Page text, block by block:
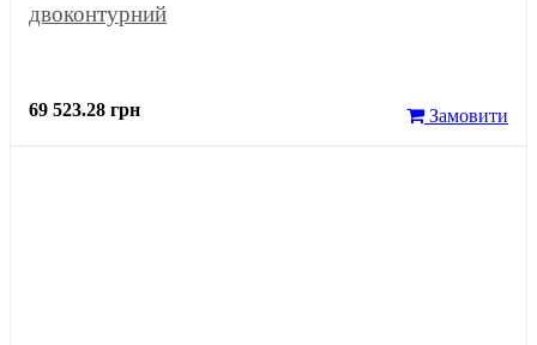
двоконтурний
69 523.28 грн Замовити